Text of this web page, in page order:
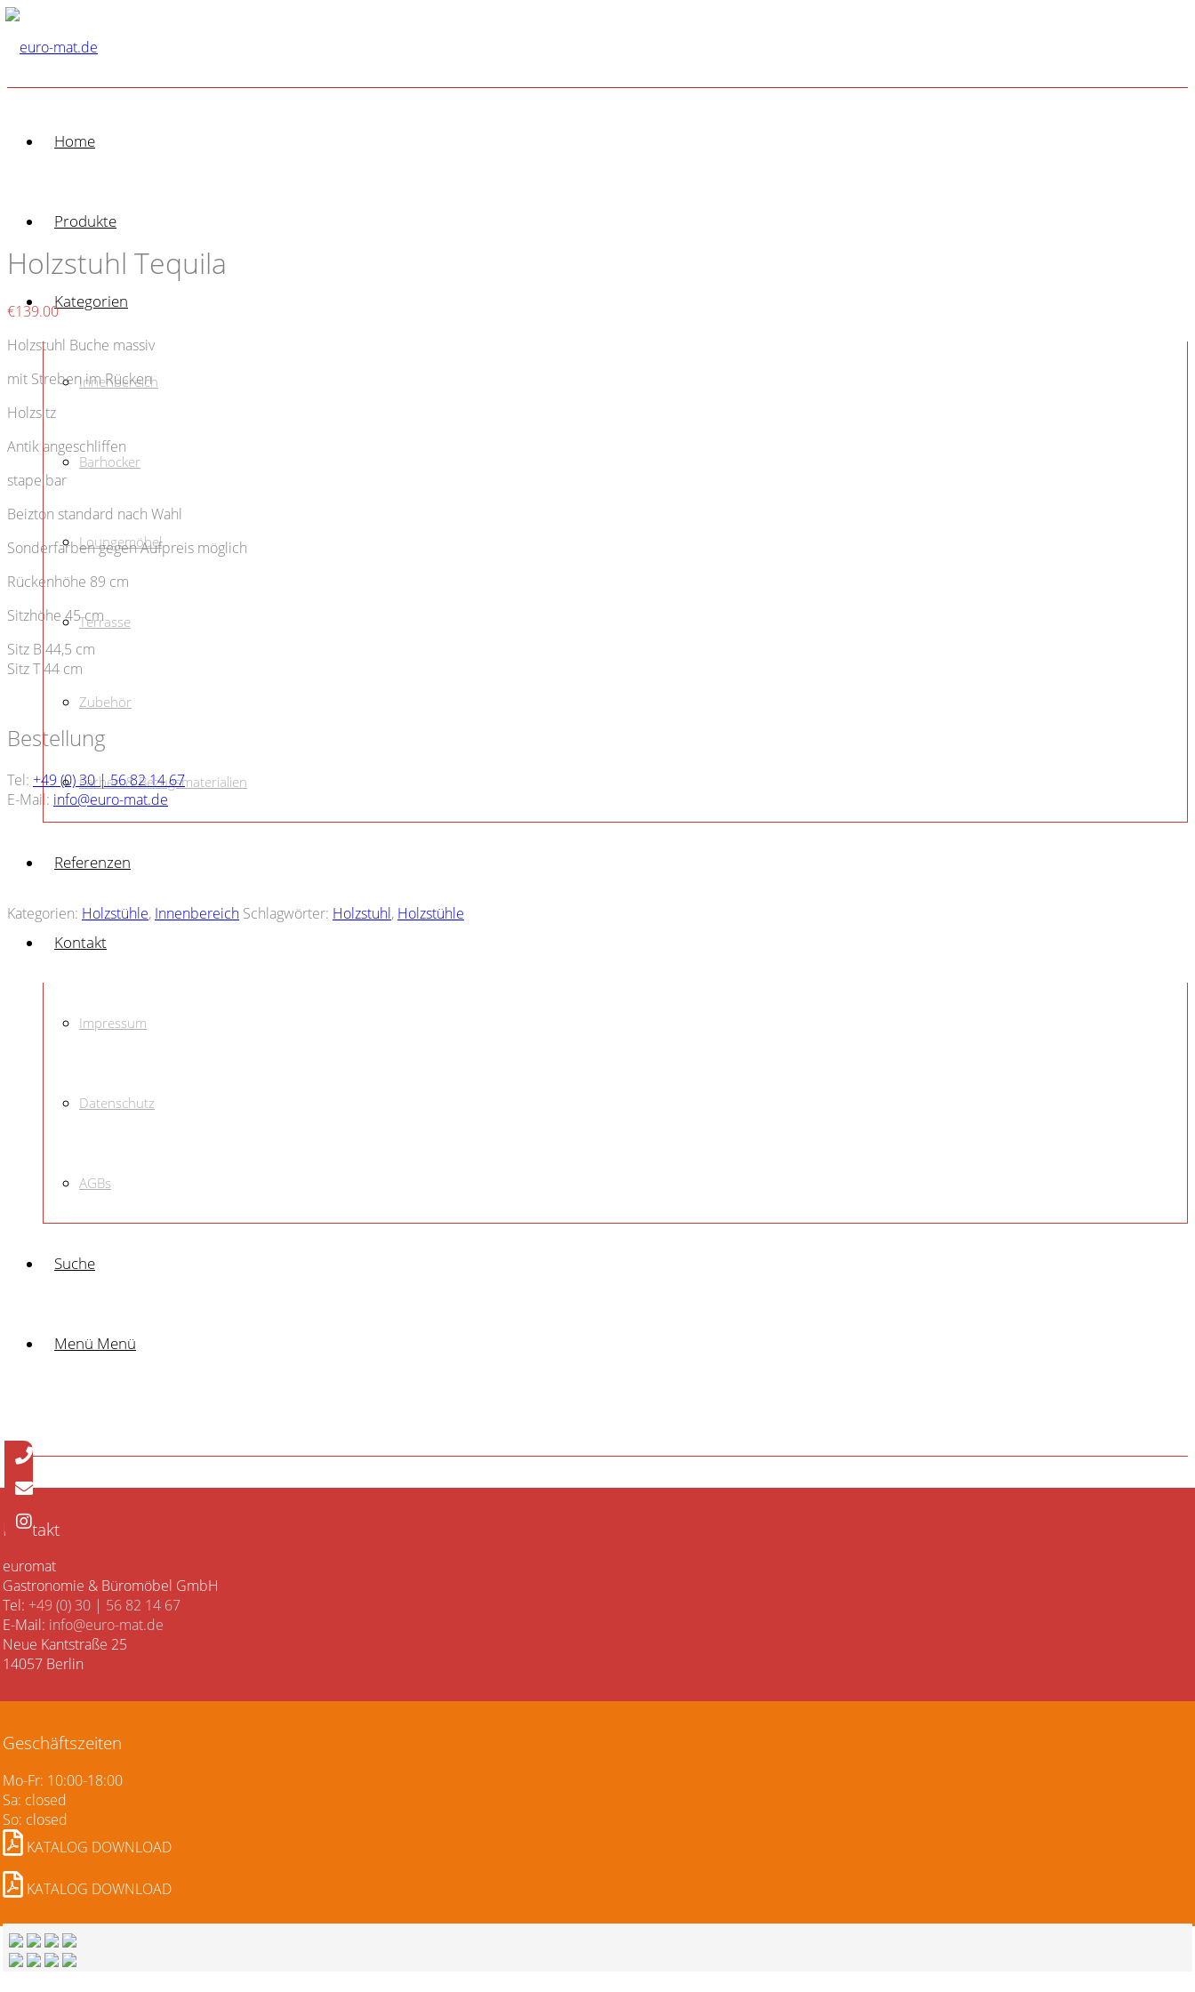
Home
Produkte
Kategorien
Innenbereich
Barhocker
Loungemöbel
Terrasse
Zubehör
Farben & Bezugsmaterialien
Referenzen
Kontakt
Impressum
Datenschutz
AGBs
Suche
Menü Menü
Holzstuhl Tequila
€139.00
Holzstuhl Buche massiv
mit Streben im Rücken
Holzsitz
Antik angeschliffen
stapelbar
Beizton standard nach Wahl
Sonderfarben gegen Aufpreis möglich
Rückenhöhe 89 cm
Sitzhöhe 45 cm
Sitz B 44,5 cm
Sitz T 44 cm
Bestellung
Tel: +49 (0) 30 | 56 82 14 67
E-Mail: info@euro-mat.de
Kategorien: Holzstühle, Innenbereich Schlagwörter: Holzstuhl, Holzstühle
Holzstuhl Stella
Holzstuhl Monza
Holzstuhl Rocio
179.00
139.00
Kontakt
euromat
Gastronomie & Büromöbel GmbH
Tel: +49 (0) 30 | 56 82 14 67
E-Mail: info@euro-mat.de
Neue Kantstraße 25
14057 Berlin
Geschäftszeiten
Mo-Fr: 10:00-18:00
Sa: closed
So: closed
KATALOG DOWNLOAD
KATALOG DOWNLOAD